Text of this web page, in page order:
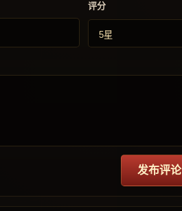
评分
发布评论